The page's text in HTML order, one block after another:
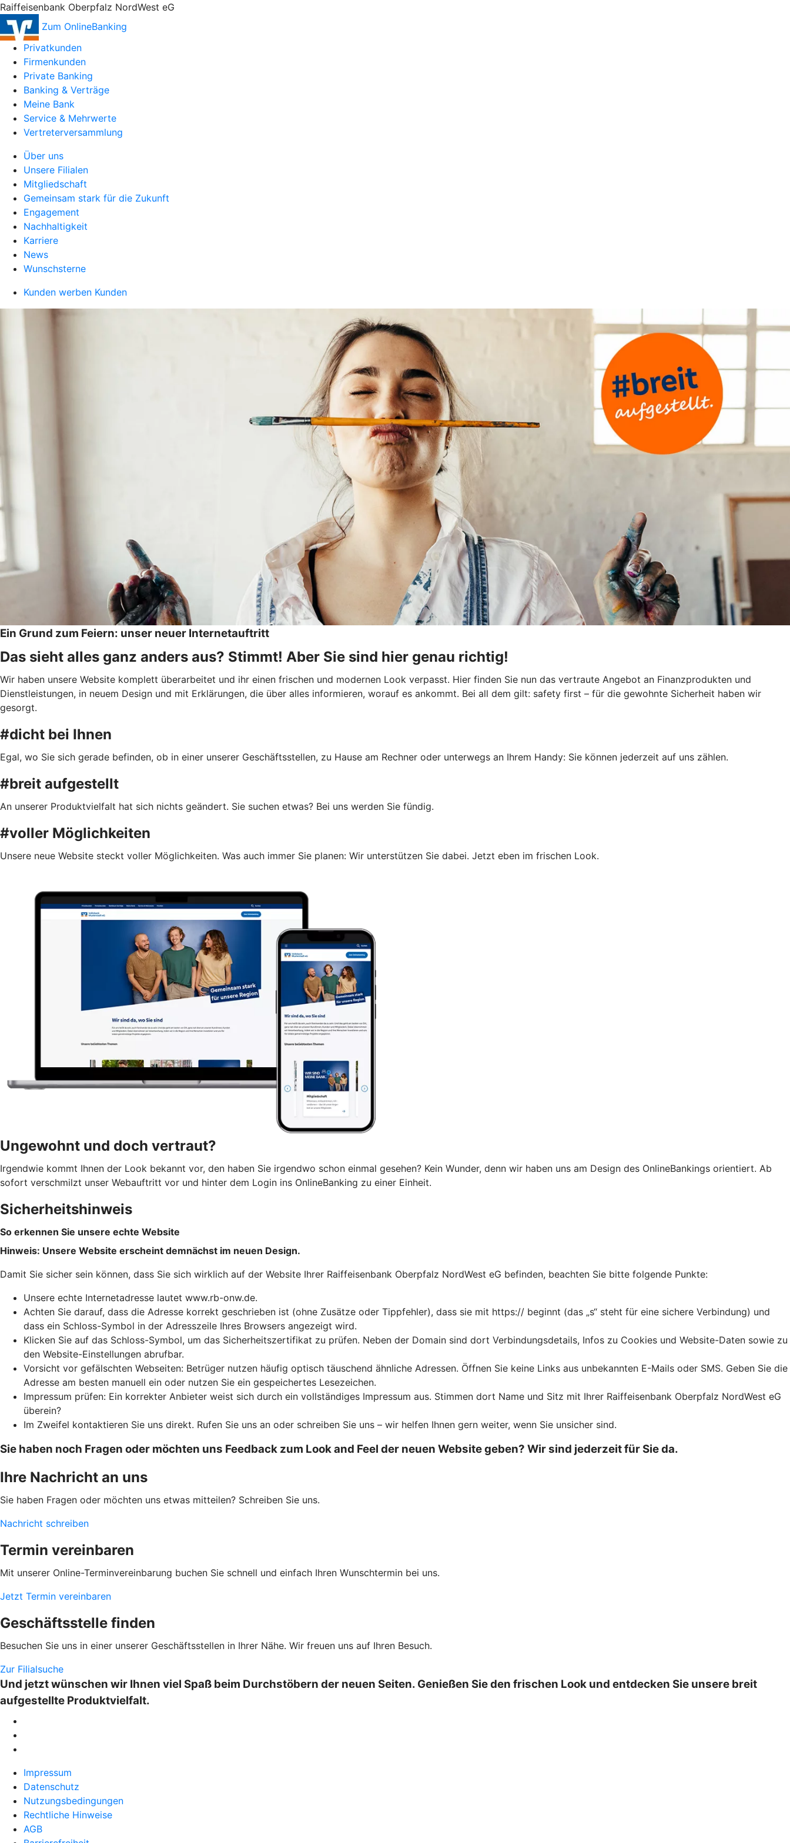
Raiffeisenbank Oberpfalz NordWest eG
Zum OnlineBanking
Privatkunden
Firmenkunden
Private Banking
Banking & Verträge
Meine Bank
Service & Mehrwerte
Vertreterversammlung
Über uns
Unsere Filialen
Mitgliedschaft
Gemeinsam stark für die Zukunft
Engagement
Nachhaltigkeit
Karriere
News
Wunschsterne
Kunden werben Kunden
Ein Grund zum Feiern: unser neuer Internetauftritt
Das sieht alles ganz anders aus? Stimmt! Aber Sie sind hier genau richtig!
Wir haben unsere Website komplett überarbeitet und ihr einen frischen und modernen Look verpasst. Hier finden Sie nun das vertraute Angebot an Finanzprodukten und
Dienstleistungen, in neuem Design und mit Erklärungen, die über alles informieren, worauf es ankommt. Bei all dem gilt: safety first – für die gewohnte Sicherheit haben wir
gesorgt.
#dicht bei Ihnen
Egal, wo Sie sich gerade befinden, ob in einer unserer Geschäftsstellen, zu Hause am Rechner oder unterwegs an Ihrem Handy: Sie können jederzeit auf uns zählen.
#breit aufgestellt
An unserer Produktvielfalt hat sich nichts geändert. Sie suchen etwas? Bei uns werden Sie fündig.
#voller Möglichkeiten
Unsere neue Website steckt voller Möglichkeiten. Was auch immer Sie planen: Wir unterstützen Sie dabei. Jetzt eben im frischen Look.
Ungewohnt und doch vertraut?
Irgendwie kommt Ihnen der Look bekannt vor, den haben Sie irgendwo schon einmal gesehen? Kein Wunder, denn wir haben uns am Design des OnlineBankings orientiert. Ab
sofort verschmilzt unser Webauftritt vor und hinter dem Login ins OnlineBanking zu einer Einheit.
Sicherheitshinweis
So erkennen Sie unsere echte Website
Hinweis: Unsere Website erscheint demnächst im neuen Design.
Damit Sie sicher sein können, dass Sie sich wirklich auf der Website Ihrer Raiffeisenbank Oberpfalz NordWest eG befinden, beachten Sie bitte folgende Punkte:
Unsere echte Internetadresse lautet www.rb-onw.de.
Achten Sie darauf, dass die Adresse korrekt geschrieben ist (ohne Zusätze oder Tippfehler), dass sie mit https:// beginnt (das „s“ steht für eine sichere Verbindung) und
dass ein Schloss-Symbol in der Adresszeile Ihres Browsers angezeigt wird.
Klicken Sie auf das Schloss-Symbol, um das Sicherheitszertifikat zu prüfen. Neben der Domain sind dort Verbindungsdetails, Infos zu Cookies und Website-Daten sowie zu
den Website-Einstellungen abrufbar.
Vorsicht vor gefälschten Webseiten: Betrüger nutzen häufig optisch täuschend ähnliche Adressen. Öffnen Sie keine Links aus unbekannten E-Mails oder SMS. Geben Sie die
Adresse am besten manuell ein oder nutzen Sie ein gespeichertes Lesezeichen.
Impressum prüfen: Ein korrekter Anbieter weist sich durch ein vollständiges Impressum aus. Stimmen dort Name und Sitz mit Ihrer Raiffeisenbank Oberpfalz NordWest eG
überein?
Im Zweifel kontaktieren Sie uns direkt. Rufen Sie uns an oder schreiben Sie uns – wir helfen Ihnen gern weiter, wenn Sie unsicher sind.
Sie haben noch Fragen oder möchten uns Feedback zum Look and Feel der neuen Website geben? Wir sind jederzeit für Sie da.
Ihre Nachricht an uns
Sie haben Fragen oder möchten uns etwas mitteilen? Schreiben Sie uns.
Nachricht schreiben
Termin vereinbaren
Mit unserer Online-Terminvereinbarung buchen Sie schnell und einfach Ihren Wunschtermin bei uns.
Jetzt Termin vereinbaren
Geschäftsstelle finden
Besuchen Sie uns in einer unserer Geschäftsstellen in Ihrer Nähe. Wir freuen uns auf Ihren Besuch.
Zur Filialsuche
Und jetzt wünschen wir Ihnen viel Spaß beim Durchstöbern der neuen Seiten. Genießen Sie den frischen Look und entdecken Sie unsere breit
aufgestellte Produktvielfalt.
Impressum
Datenschutz
Nutzungsbedingungen
Rechtliche Hinweise
AGB